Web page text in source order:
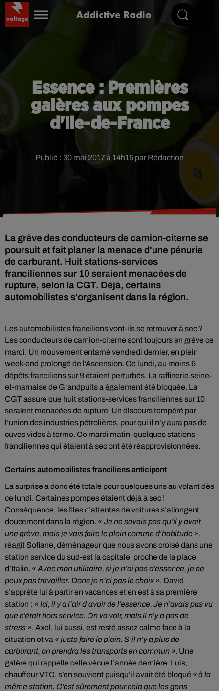
Addictive Radio
Essence : Premières
galères aux pompes
d'Ile-de-France
Publié : 30 mai 2017 à 14h15 par Rédaction
La grève des conducteurs de camion-citerne se
poursuit et fait planer la menace d'une pénurie
de carburant. Huit stations-services
franciliennes sur 10 seraient menacées de
rupture, selon la CGT. Déjà, certains
automobilistes s'organisent dans la région.
Les automobilistes franciliens vont-ils se retrouver à sec ?
Les conducteurs de camion-citerne sont toujours en grève ce
mardi. Un mouvement entamé vendredi dernier, en plein
week-end prolongé de l’Ascension. Ce lundi, au moins 6
dépôts franciliens sur 9 étaient perturbés. La raffinerie seine-
et-marnaise de Grandpuits a également été bloquée. La
CGT assure que huit stations-services franciliennes sur 10
seraient menacées de rupture. Un discours tempéré par
l’union des industries pétrolières, pour qui il n’y aura pas de
cuves vides à terme. Ce mardi matin, quelques stations
franciliennes qui étaient à sec ont été réapprovisionnées.
Certains automobilistes franciliens anticipent
La surprise a donc été totale pour quelques uns au volant dès
ce lundi. Certaines pompes étaient déjà à sec !
Conséquence, les files d’attentes de voitures s’allongent
doucement dans la région. « Je ne savais pas qu’il y avait
une grève, mais je vais faire le plein comme d’habitude »,
réagit Sofiane, déménageur que nous avons croisé dans une
station service du sud-est la capitale, proche de la place
d’Italie. « Avec mon utilitaire, si je n’ai pas d’essence, je ne
peux pas travailler. Donc je n’ai pas le choix ». David
s’apprête lui à partir en vacances et en est à sa première
station : « Ici, il y a l’air d’avoir de l’essence. Je n’avais pas vu
que c’était hors service. On va voir, mais il n’y a pas de
stress ». Axel, lui aussi, est resté assez calme face à la
situation et va « juste faire le plein. S’il n’y a plus de
carburant, on prendra les transports en commun ». Une
galère qui rappelle celle vécue l’année dernière. Luis,
chauffeur VTC, s’en souvient puisqu’il avait été bloqué « à la
même station. C’est sûrement pour cela que les gens